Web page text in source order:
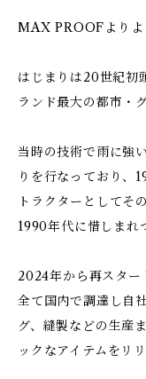
MAX PROOFよりよ
はじまりは20世紀初
ランド最大の都市・
当時の技術で雨に強
りを行なっており、
トラクターとしてそ
1990年代に惜しまれ
2024年から再スター
全て国内で調達し自
グ、縫製などの生産
ックなアイテムをリ